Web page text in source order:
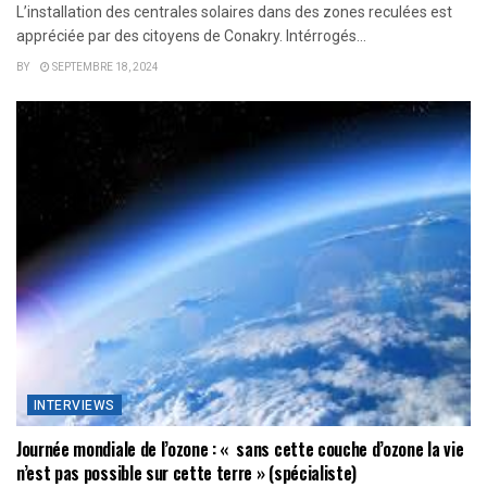
L’installation des centrales solaires dans des zones reculées est
appréciée par des citoyens de Conakry. Intérrogés...
BY SEPTEMBRE 18, 2024
INTERVIEWS
Journée mondiale de l’ozone : « sans cette couche d’ozone la vie
n’est pas possible sur cette terre » (spécialiste)